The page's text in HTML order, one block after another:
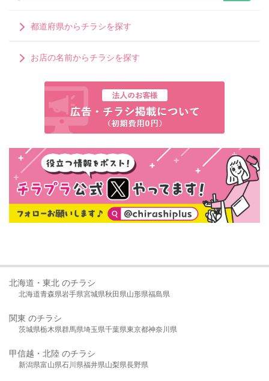
都道府県からチラシを探す
お店の名前からチラシを探す
北海道・東北 のチラシ
北海道青森県岩手県宮城県秋田県山形県福島県
関東 のチラシ
茨城県栃木県群馬県埼玉県千葉県東京都神奈川県
甲信越・北陸 のチラシ
新潟県富山県石川県福井県山梨県長野県